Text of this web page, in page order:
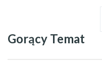
Gorący Temat